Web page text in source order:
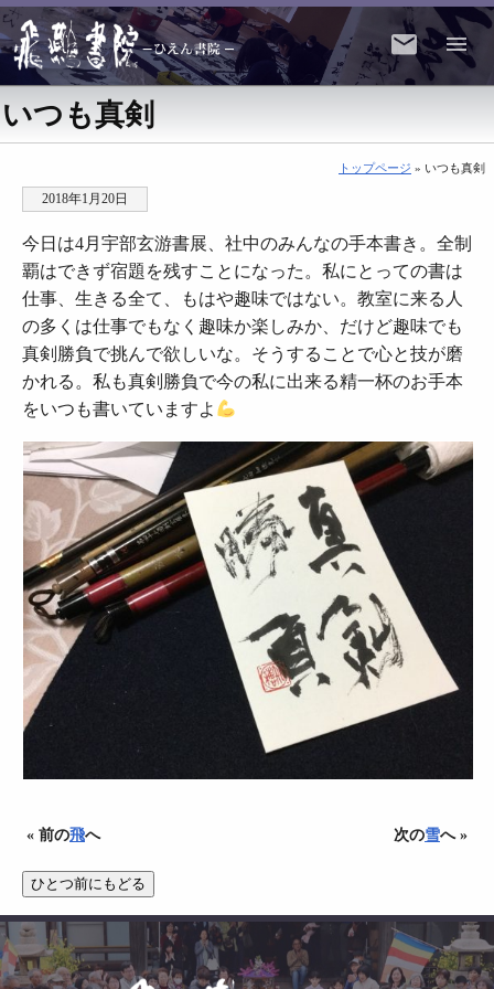
いつも真剣
トップページ » いつも真剣
2018年1月20日
今日は4月宇部玄游書展、社中のみんなの手本書き。全制
覇はできず宿題を残すことになった。私にとっての書は
仕事、生きる全て、もはや趣味ではない。教室に来る人
の多くは仕事でもなく趣味か楽しみか、だけど趣味でも
真剣勝負で挑んで欲しいな。そうすることで心と技が磨
かれる。私も真剣勝負で今の私に出来る精一杯のお手本
をいつも書いていますよ
« 前の飛へ 次の雪へ »